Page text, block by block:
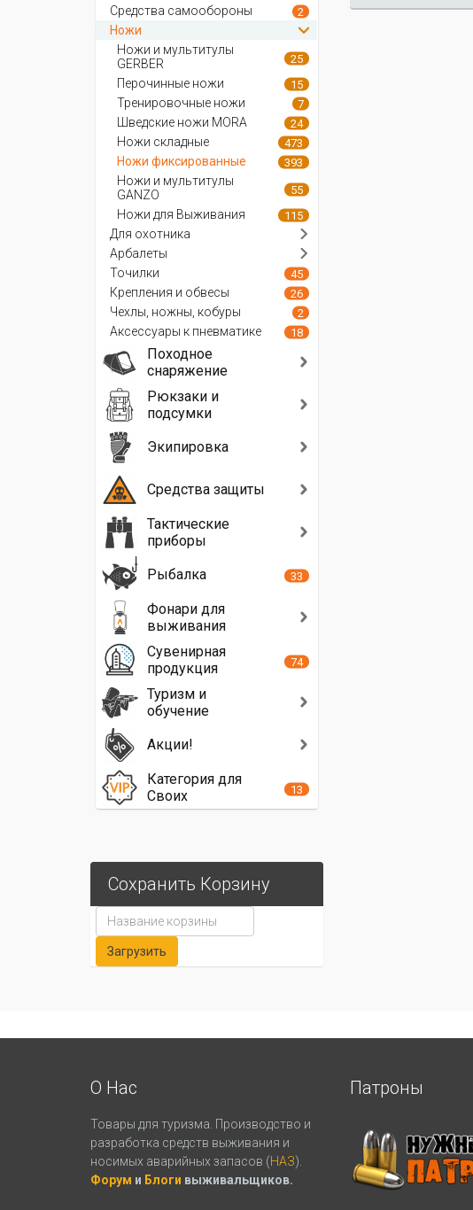
Средства самообороны
2
Ножи
Ножи и мультитулы
GERBER
25
Перочинные ножи 15
Тренировочные ножи 7
Шведские ножи MORA 24
Ножи складные 473
Ножи фиксированные 393
Ножи и мультитулы
GANZO
55
Ножи для Выживания 115
Для охотника
Арбалеты
Точилки
45
Крепления и обвесы 26
Чехлы, ножны, кобуры 2
Аксессуары к пневматике 18
Походное
снаряжение
Рюкзаки и
подсумки
Экипировка
Средства защиты
Тактические
приборы
Рыбалка
33
Фонари для
выживания
Сувенирная
продукция
74
Туризм и
обучение
Акции!
Категория для
Своих
13
Сохранить Корзину
О Нас
Товары для туризма. Производство и
разработка средств выживания и
носимых аварийных запасов (НАЗ).
Форум и Блоги выживальщиков.
Патроны